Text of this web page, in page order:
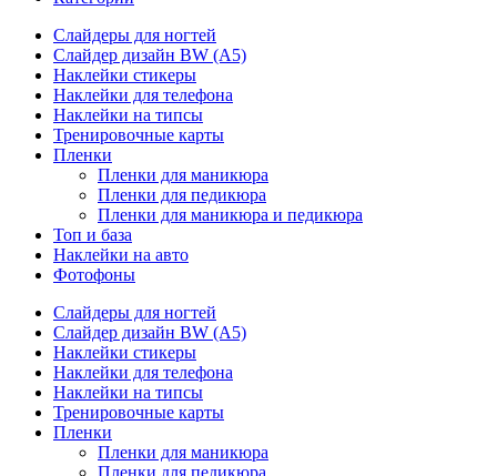
Слайдеры для ногтей
Слайдер дизайн BW (A5)
Наклейки стикеры
Наклейки для телефона
Наклейки на типсы
Тренировочные карты
Пленки
Пленки для маникюра
Пленки для педикюра
Пленки для маникюра и педикюра
Топ и база
Наклейки на авто
Фотофоны
Слайдеры для ногтей
Слайдер дизайн BW (A5)
Наклейки стикеры
Наклейки для телефона
Наклейки на типсы
Тренировочные карты
Пленки
Пленки для маникюра